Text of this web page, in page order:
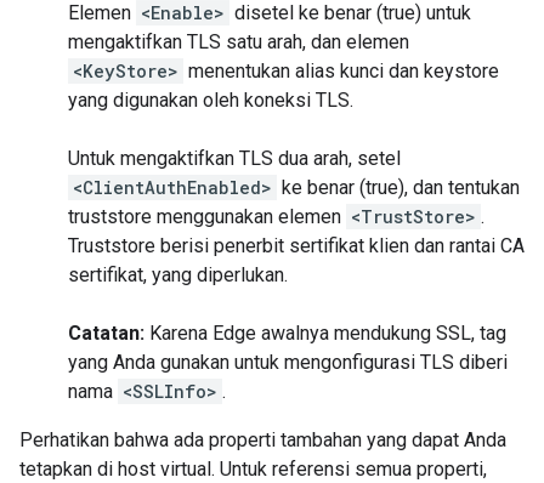
Elemen <Enable> disetel ke benar (true) untuk
mengaktifkan TLS satu arah, dan elemen
<KeyStore> menentukan alias kunci dan keystore
yang digunakan oleh koneksi TLS.
Untuk mengaktifkan TLS dua arah, setel
<ClientAuthEnabled> ke benar (true), dan tentukan
truststore menggunakan elemen <TrustStore> .
Truststore berisi penerbit sertifikat klien dan rantai CA
sertifikat, yang diperlukan.
Catatan: Karena Edge awalnya mendukung SSL, tag
yang Anda gunakan untuk mengonfigurasi TLS diberi
nama <SSLInfo> .
Perhatikan bahwa ada properti tambahan yang dapat Anda
tetapkan di host virtual. Untuk referensi semua properti,